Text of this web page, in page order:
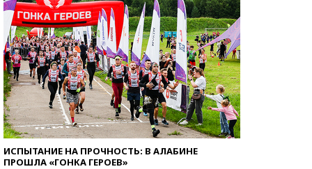
ИСПЫТАНИЕ НА ПРОЧНОСТЬ: В АЛАБИНЕ
ПРОШЛА «ГОНКА ГЕРОЕВ»